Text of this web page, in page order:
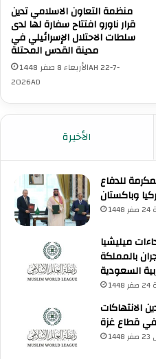
منظمة التعاون الاسلامي تدين
قرار ناورو افتتاح سفارة لها لدى
سلطات الاحتلال الإسرائيلي في
مدينة القدس المحتلة
الأربعاء 8 صفر 1448AH 22-7-
2026AD
الأخيرة
للدفاع
وباكستان
ميليشيا
بالمملكة
السعودية
الانتهاكات
في قطاع غزة